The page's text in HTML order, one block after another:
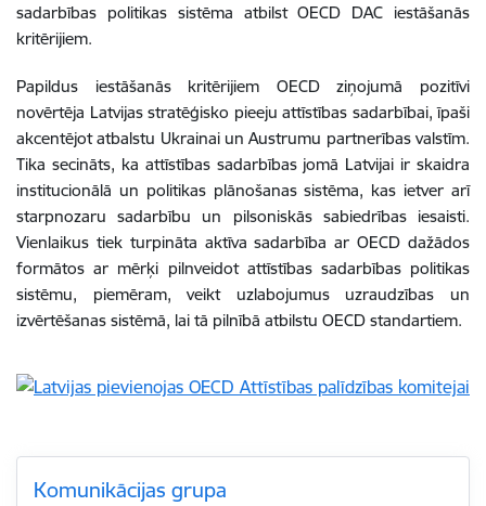
sadarbības politikas sistēma atbilst OECD DAC iestāšanās
kritērijiem.
Papildus iestāšanās kritērijiem OECD ziņojumā pozitīvi
novērtēja Latvijas stratēģisko pieeju attīstības sadarbībai, īpaši
akcentējot atbalstu Ukrainai un Austrumu partnerības valstīm.
Tika secināts, ka attīstības sadarbības jomā Latvijai ir skaidra
institucionālā un politikas plānošanas sistēma, kas ietver arī
starpnozaru sadarbību un pilsoniskās sabiedrības iesaisti.
Vienlaikus tiek turpināta aktīva sadarbība ar OECD dažādos
formātos ar mērķi pilnveidot attīstības sadarbības politikas
sistēmu, piemēram, veikt uzlabojumus uzraudzības un
izvērtēšanas sistēmā, lai tā pilnībā atbilstu OECD standartiem.
Komunikācijas grupa